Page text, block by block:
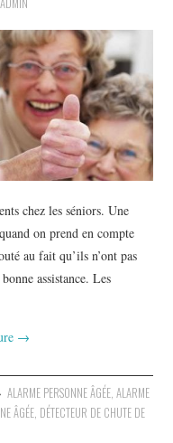
chez les séniors. Une
on prend en compte
au fait qu’ils n’ont pas
assistance. Les
→
ALARME PERSONNE ÂGÉE, ALARME
ÂGÉE, DÉTECTEUR DE CHUTE DE